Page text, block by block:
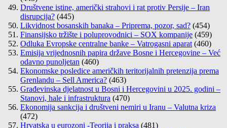
Društvene istine, američki strahovi i rat protiv Persije – Iran
disrupcija? (445)
Likvidnost bosanskih banaka – Priprema, pozor, sad? (454)
Finansijsko tržište i poluprovodnici – SOX kompanije (459)
Odluka Evropske centralne banke – Vatrogasni aparat (460)
Emisija vrijednosnih papira države Bosne i Hercegovine – Već
odavno punoljetan (460)
Ekonomske posledice američkih teritorijalnih pretenzija prema
Grenlandu – Sell America? (463)
Građevinska djelatnost u Bosni i Hercegovini u 2025. godini –
Stanovi, hale i infrastruktura (470)
Ekonomija sankcija i društveni nemiri u Iranu – Valutna kriza
(472)
Hrvatska u eurozoni -Teorija i praksa (481)